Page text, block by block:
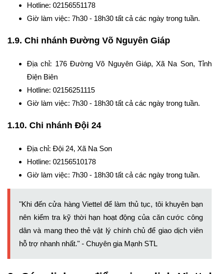
Hotline: 02156551178
Giờ làm việc: 7h30 - 18h30 tất cả các ngày trong tuần.
1.9. Chi nhánh Đường Võ Nguyên Giáp
Địa chỉ: 176 Đường Võ Nguyên Giáp, Xã Na Son, Tỉnh
Điện Biên
Hotline: 02156251115
Giờ làm việc: 7h30 - 18h30 tất cả các ngày trong tuần.
1.10. Chi nhánh Đội 24
Địa chỉ: Đội 24, Xã Na Son
Hotline: 02156510178
Giờ làm việc: 7h30 - 18h30 tất cả các ngày trong tuần.
"Khi đến cửa hàng Viettel để làm thủ tục, tôi khuyên bạn
nên kiểm tra kỹ thời hạn hoạt động của căn cước công
dân và mang theo thẻ vật lý chính chủ để giao dịch viên
hỗ trợ nhanh nhất." - Chuyên gia Mạnh STL